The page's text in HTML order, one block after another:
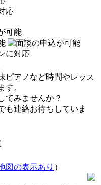
ピアノなど時間やレッス
す。
てみませんか？
も連絡お待ちしていま
図の表示あり ）